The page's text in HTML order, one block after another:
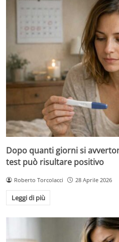
Dopo quanti giorni si
test può risultare positivo
Roberto Torcolacci 28 Aprile 2026
Leggi di più